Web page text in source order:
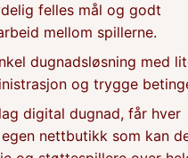
felles mål og godt
mellom spillerne.
dugnadsløsning med
og trygge
digital dugnad, får hver
nettbutikk som kan